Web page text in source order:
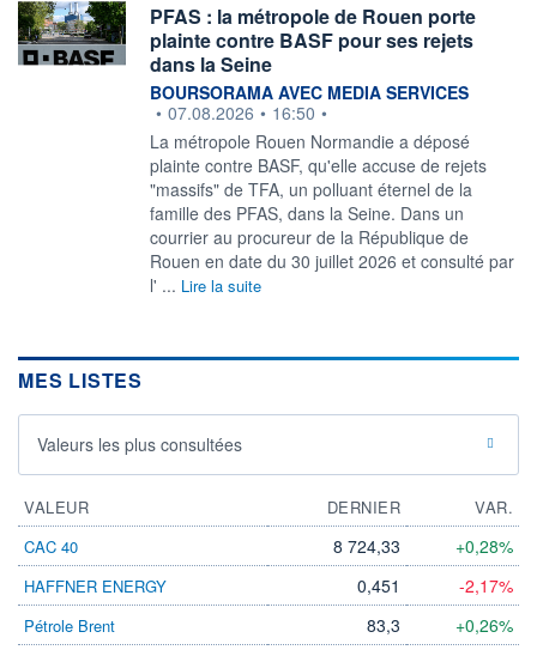
PFAS : la métropole de Rouen porte
plainte contre BASF pour ses rejets
dans la Seine
information fournie par
BOURSORAMA AVEC MEDIA SERVICES
• 07.08.2026 • 16:50 •
La métropole Rouen Normandie a déposé
plainte contre BASF, qu'elle accuse de rejets
"massifs" de TFA, un polluant éternel de la
famille des PFAS, dans la Seine. Dans un
courrier au procureur de la République de
Rouen en date du 30 juillet 2026 et consulté par
l' ... Lire la suite
MES LISTES
Valeurs les plus consultées
VALEUR DERNIER
VAR.
CAC 40
8 724,33 +0,28%
HAFFNER ENERGY 0,451 -2,17%
Pétrole Brent 83,3 +0,26%